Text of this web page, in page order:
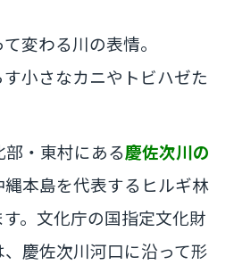
変わる川の表情。
小さなカニやトビハゼた
部・東村にある慶佐次川の
縄本島を代表するヒルギ林
。文化庁の国指定文化財
慶佐次川河口に沿って形